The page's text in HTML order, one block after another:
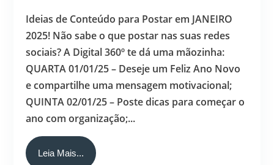
Ideias de Conteúdo para Postar em JANEIRO
2025! Não sabe o que postar nas suas redes
sociais? A Digital 360º te dá uma mãozinha:
QUARTA 01/01/25 – Deseje um Feliz Ano Novo
e compartilhe uma mensagem motivacional;
QUINTA 02/01/25 – Poste dicas para começar o
ano com organização;...
Leia Mais...